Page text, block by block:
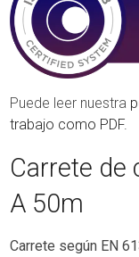
Puede leer nuestra
trabajo como PDF.
Carrete de
A 50m
Carrete según EN